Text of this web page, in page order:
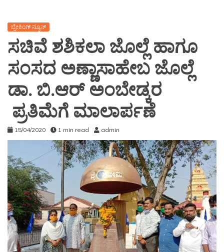
ಬ್ರೇಕಿಂಗ್ ನ್ಯೂಸ್
ಸಚಿವೆ ಶಶಿಕಲಾ ಜೊಲ್ಲೆ ಹಾಗೂ
ಸಂಸದ ಅಣ್ಣಾಸಾಹೇಬ ಜೊಲ್ಲೆ
ಡಾ. ಬಿ.ಆರ್ ಅಂಬೇಡ್ಕರ
ಪ್ರತಿಮೆಗೆ ಮಾಲಾರ್ಪಣೆ
15/04/2020 1 min read admin